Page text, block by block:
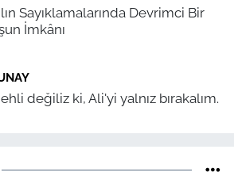
Sayıklamalarında Devrimci Bir
İmkânı
değiliz ki, Ali'yi yalnız bırakalım.